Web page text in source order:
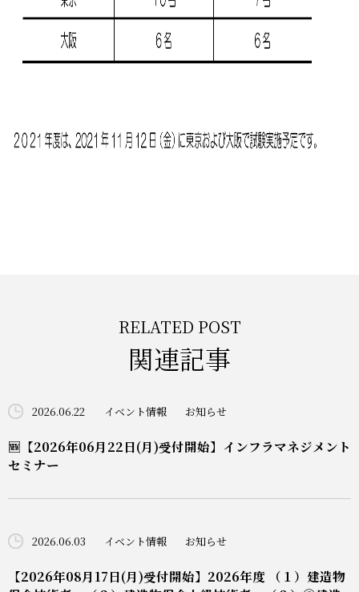
RELATED POST
関連記事
2026.06.22 イベント情報 お知らせ
🆕【2026年06月22日(月)受付開始】インフラマネジメント
セミナー
2026.06.03 イベント情報 お知らせ
【2026年08月17日(月)受付開始】2026年度 （１）建造物